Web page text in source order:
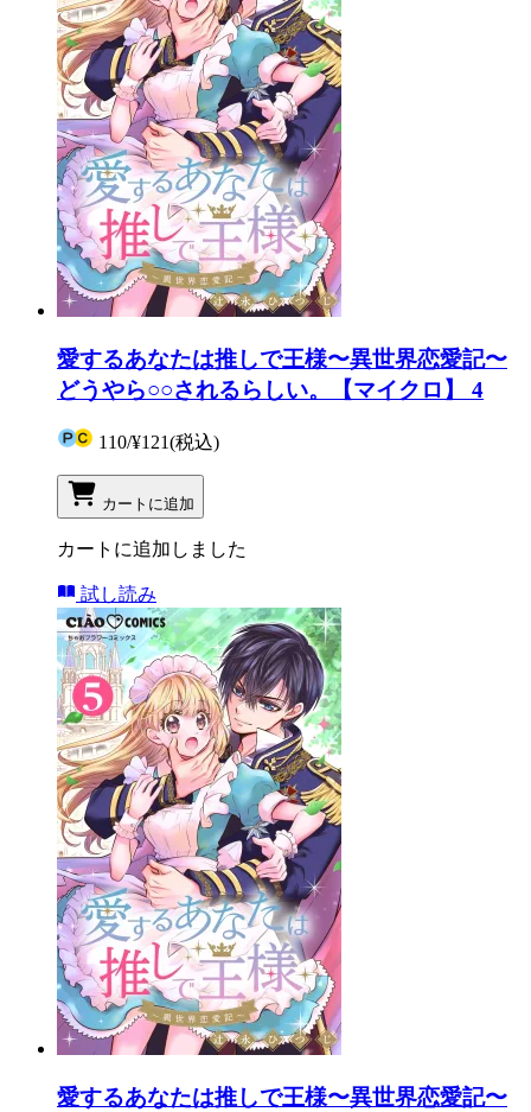
愛するあなたは推しで王様〜異世界恋愛記〜
どうやら○○されるらしい。【マイクロ】 4
110/¥121(税込)
カートに追加
カートに追加しました
試し読み
愛するあなたは推しで王様〜異世界恋愛記〜